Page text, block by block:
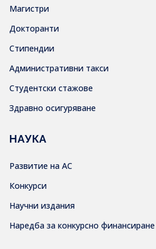
Магистри
Докторанти
Стипендии
Административни такси
Студентски стажове
Здравно осигуряване
НАУКА
Развитие на АС
Конкурси
Научни издания
Наредба за конкурсно финансиране